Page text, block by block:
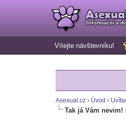
Vítejte návštevníku!
Asexual.cz › Úvod ›
Tak já Vám nevim!